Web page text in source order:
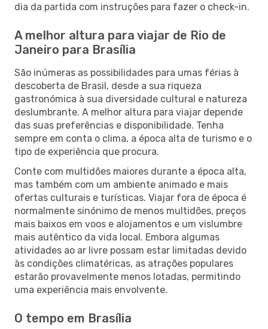
dia da partida com instruções para fazer o check-in.
A melhor altura para viajar de Rio de
Janeiro para Brasília
São inúmeras as possibilidades para umas férias à
descoberta de Brasil, desde a sua riqueza
gastronómica à sua diversidade cultural e natureza
deslumbrante. A melhor altura para viajar depende
das suas preferências e disponibilidade. Tenha
sempre em conta o clima, a época alta de turismo e o
tipo de experiência que procura.
Conte com multidões maiores durante a época alta,
mas também com um ambiente animado e mais
ofertas culturais e turísticas. Viajar fora de época é
normalmente sinónimo de menos multidões, preços
mais baixos em voos e alojamentos e um vislumbre
mais autêntico da vida local. Embora algumas
atividades ao ar livre possam estar limitadas devido
às condições climatéricas, as atrações populares
estarão provavelmente menos lotadas, permitindo
uma experiência mais envolvente.
O tempo em Brasília